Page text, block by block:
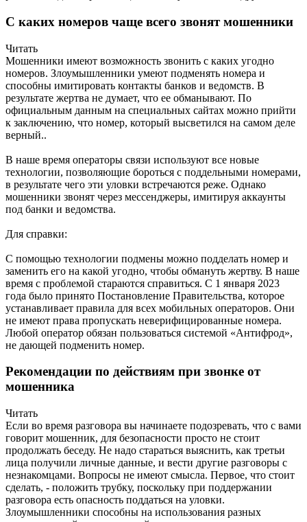
С каких номеров чаще всего звонят мошенники
Читать
Мошенники имеют возможность звонить с каких угодно
номеров. Злоумышленники умеют подменять номера и
способны имитировать контакты банков и ведомств. В
результате жертва не думает, что ее обманывают. По
официальным данным на специальных сайтах можно прийти
к заключению, что номер, который высветился на самом деле
верный..
В наше время операторы связи используют все новые
технологии, позволяющие бороться с поддельными номерами,
в результате чего эти уловки встречаются реже. Однако
мошенники звонят через мессенджеры, имитируя аккаунты
под банки и ведомства.
Для справки:
С помощью технологии подмены можно подделать номер и
заменить его на какой угодно, чтобы обмануть жертву. В наше
время с проблемой стараются справиться. С 1 января 2023
года было принято Постановление Правительства, которое
устанавливает правила для всех мобильных операторов. Они
не имеют права пропускать неверифицированные номера.
Любой оператор обязан пользоваться системой «Антифрод»,
не дающей подменить номер.
Рекомендации по действиям при звонке от
мошенника
Читать
Если во время разговора вы начинаете подозревать, что с вами
говорит мошенник, для безопасности просто не стоит
продолжать беседу. Не надо стараться выяснить, как третьи
лица получили личные данные, и вести другие разговоры с
незнакомцами. Вопросы не имеют смысла. Первое, что стоит
сделать, - положить трубку, поскольку при поддержании
разговора есть опасность поддаться на уловки.
Злоумышленники способны на использования разных